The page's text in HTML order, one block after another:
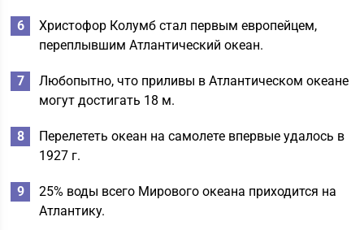
Христофор Колумб стал первым европейцем,
переплывшим Атлантический океан.
Любопытно, что приливы в Атлантическом океане
могут достигать 18 м.
Перелететь океан на самолете впервые удалось в
1927 г.
25% воды всего Мирового океана приходится на
Атлантику.